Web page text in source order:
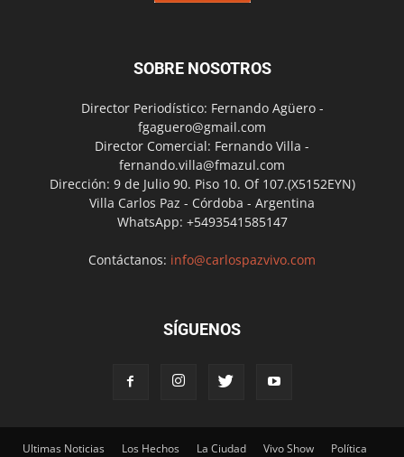
SOBRE NOSOTROS
Director Periodístico: Fernando Agüero -
fgaguero@gmail.com
Director Comercial: Fernando Villa -
fernando.villa@fmazul.com
Dirección: 9 de Julio 90. Piso 10. Of 107.(X5152EYN)
Villa Carlos Paz - Córdoba - Argentina
WhatsApp: +5493541585147
Contáctanos: info@carlospazvivo.com
SÍGUENOS
Ultimas Noticias Los Hechos La Ciudad Vivo Show Política